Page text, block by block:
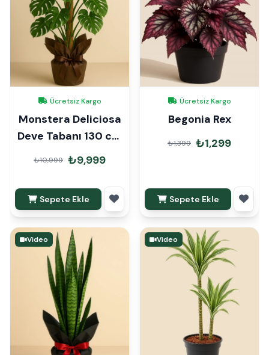
Ücretsiz Kargo
Monstera Deliciosa
Deve Tabanı 130 cm
Mons Çubuklu
₺10,999 ₺9,999
Sepete Ekle
Ücretsiz Kargo
Begonia Rex
₺1,399 ₺1,299
Sepete Ekle
Video Video